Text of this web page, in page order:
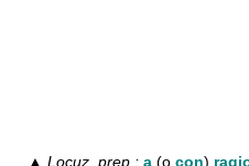
▲ Locuz. prep.: a (o con)